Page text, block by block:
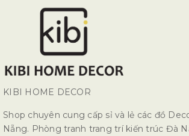
KIBI HOME DECOR
Shop chuyên cung cấp sỉ và lẻ các đồ
Nẵng. Phòng tranh trang trí kiến trúc Đà